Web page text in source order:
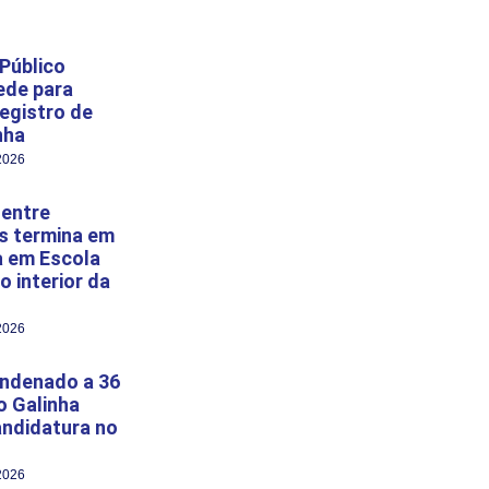
para
de
termina em
em Escola
interior da
a 36
Galinha
no